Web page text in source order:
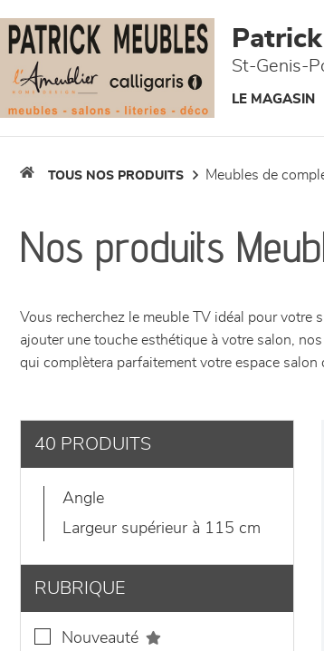
St-Genis-
LE MAGASIN
TOUS NOS PRODUITS meubles de
Nos produits
Vous recherchez le meuble TV idéal pour votre
ajouter une touche esthétique à votre salon,
qui complètera parfaitement votre espace
40 PRODUITS
angle
largeur supérieur à 115 cm
RUBRIQUE
nouveauté